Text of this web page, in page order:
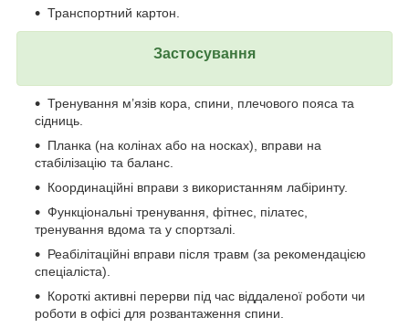
Транспортний картон.
Застосування
Тренування м’язів кора, спини, плечового пояса та
сідниць.
Планка (на колінах або на носках), вправи на
стабілізацію та баланс.
Координаційні вправи з використанням лабіринту.
Функціональні тренування, фітнес, пілатес,
тренування вдома та у спортзалі.
Реабілітаційні вправи після травм (за рекомендацією
спеціаліста).
Короткі активні перерви під час віддаленої роботи чи
роботи в офісі для розвантаження спини.